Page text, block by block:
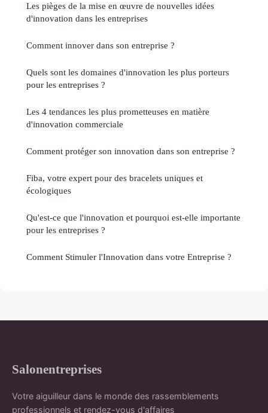
Les pièges de la mise en œuvre de nouvelles idées
d'innovation dans les entreprises
Comment innover dans son entreprise ?
Quels sont les domaines d'innovation les plus porteurs
pour les entreprises ?
Les 4 tendances les plus prometteuses en matière
d'innovation commerciale
Comment protéger son innovation dans son entreprise ?
Fiba, votre expert pour des bracelets uniques et
écologiques
Qu'est-ce que l'innovation et pourquoi est-elle importante
pour les entreprises ?
Comment Stimuler l'Innovation dans votre Entreprise ?
Salonentreprises
Votre aiguilleur dans le monde des rassemblements
professionnels et rendez-vous d'affaires